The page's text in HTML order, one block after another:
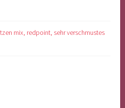
mix, redpoint, sehr verschmustes